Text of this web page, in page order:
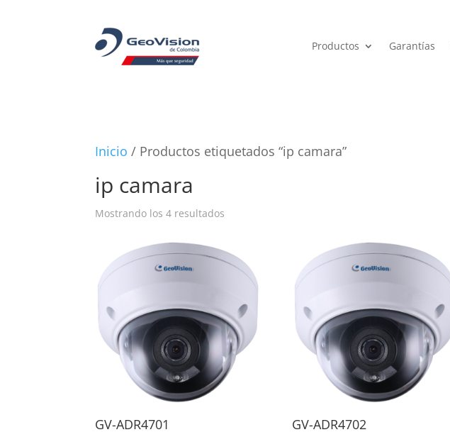
Productos Garantías
Inicio / Productos etiquetados “ip camara”
ip camara
Mostrando los 4 resultados
GV-ADR4701 GV-ADR4702